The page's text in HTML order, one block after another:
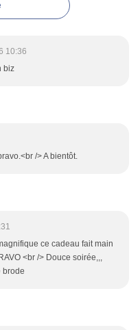
10:36
biz
/> A bientôt.
ce cadeau fait main
<br /> Douce soirée,,,
brode